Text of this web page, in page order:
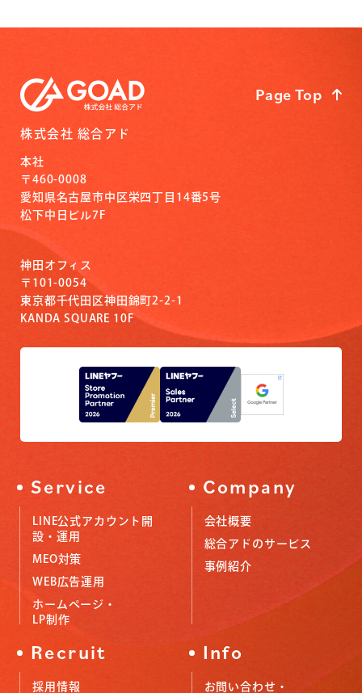
株式会社 総合アド
本社
〒460-0008
愛知県名古屋市中区栄四丁目14番5号
松下中日ビル7F
神田オフィス
〒101-0054
東京都千代田区神田錦町2-2-1
KANDA SQUARE 10F
Page Top
Service
LINE公式アカウント開
設・運用
MEO対策
WEB広告運用
ホームページ・
LP制作
Company
会社概要
総合アドのサービス
事例紹介
Recruit
採用情報
Info
お問い合わせ・